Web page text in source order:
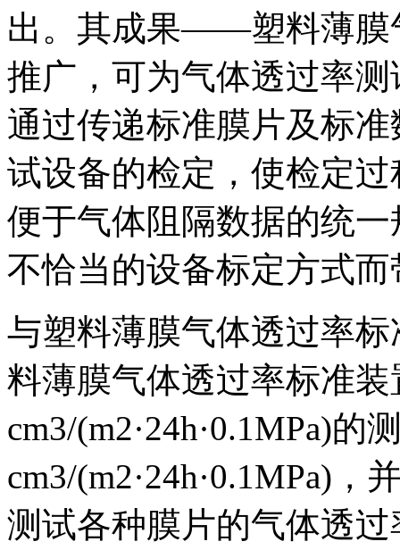
出。其成果——塑料薄膜
推广，可为气体透过率
通过传递标准膜片及标
试设备的检定，使检定
便于气体阻隔数据的统
不恰当的设备标定方式
与塑料薄膜气体透过率
料薄膜气体透过率标准装
cm3/(m2·24h·0.1MPa)的
cm3/(m2·24h·0.1MPa)
测试各种膜片的气体透